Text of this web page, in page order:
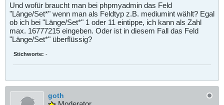
Und wofür braucht man bei phpmyadmin das Feld
"Länge/Set*" wenn man als Feldtyp z.B. mediumint wählt? Egal
ob ich bei "Länge/Set*" 1 oder 11 eintippe, ich kann als Zahl
max. 16777215 eingeben. Oder ist in diesem Fall das Feld
"Länge/Set*" überflüssig?
Stichworte: -
goth